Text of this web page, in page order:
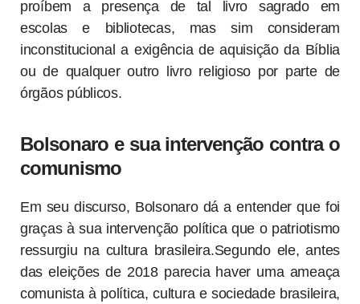
proíbem a presença de tal livro sagrado em
escolas e bibliotecas, mas sim consideram
inconstitucional a exigência de aquisição da Bíblia
ou de qualquer outro livro religioso por parte de
órgãos públicos.
Bolsonaro e sua intervenção contra o
comunismo
Em seu discurso, Bolsonaro dá a entender que foi
graças à sua intervenção política que o patriotismo
ressurgiu na cultura brasileira.Segundo ele, antes
das eleições de 2018 parecia haver uma ameaça
comunista à política, cultura e sociedade brasileira,